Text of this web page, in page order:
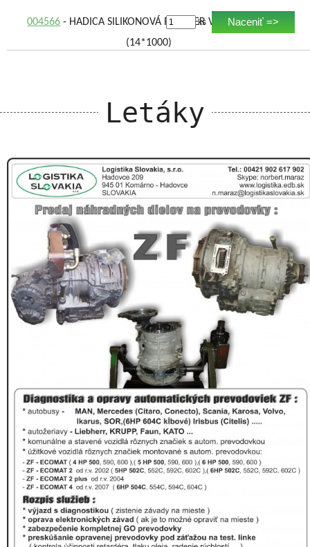
004566 - HADICA SILIKONOVÁ PRIEMER VNÚT.,DĹŽKA,
(14*1000)
ks Naceniť =>
Letáky